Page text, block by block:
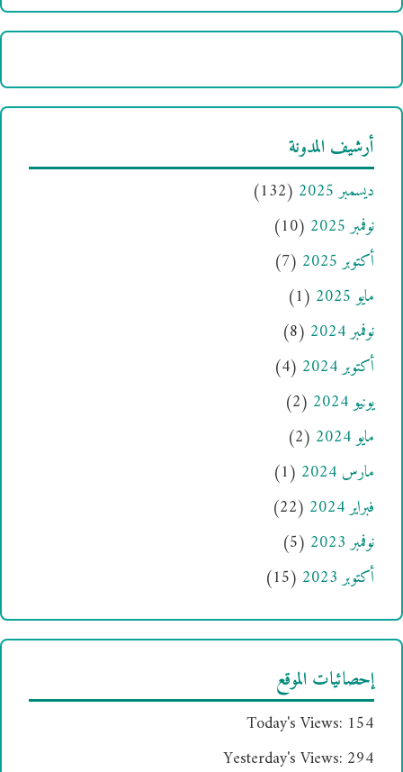
أرشيف المدونة
ديسمبر 2025
(132)
نوفمبر 2025
(10)
أكتوبر 2025
(7)
مايو 2025
(1)
نوفمبر 2024
(8)
أكتوبر 2024
(4)
يونيو 2024
(2)
مايو 2024
(2)
مارس 2024
(1)
فبراير 2024
(22)
نوفمبر 2023
(5)
أكتوبر 2023
(15)
إحصائيات الموقع
Today's Views: 154
Yesterday's Views: 294